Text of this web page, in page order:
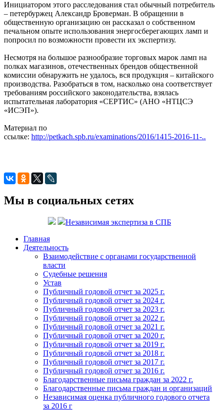
Инициатором этого расследования стал обычный потребитель
– петербуржец Александр Броверман. В обращении в
общественную организацию он рассказал о собственном
печальном опыте использования энергосберегающих ламп и
попросил по возможности провести их экспертизу.
Несмотря на большое разнообразие торговых марок ламп на
полках магазинов, отечественных брендов общественной
комиссии обнаружить не удалось, вся продукция – китайского
производства. Разобраться в том, насколько она соответствует
требованиям российского законодательства, взялась
испытательная лаборатория «СЕРТИС» (АНО «НТЦСЭ
«ИСЭП»).
Материал по
ссылке: http://petkach.spb.ru/examinations/2016/1415-2016-11-..
Мы в социальных сетях
Независимая экспертиза в СПБ
Главная
Деятельность
Взаимодействие с органами государственной
власти
Судебные решения
Устав
Публичный годовой отчет за 2025 г.
Публичный годовой отчет за 2024 г.
Публичный годовой отчет за 2023 г.
Публичный годовой отчет за 2022 г.
Публичный годовой отчет за 2021 г.
Публичный годовой отчет за 2020 г.
Публичный годовой отчет за 2019 г.
Публичный годовой отчет за 2018 г.
Публичный годовой отчет за 2017 г.
Публичный годовой отчет за 2016 г.
Благодарственные письма граждан за 2022 г.
Благодарственные письма граждан и организаций
Независимая оценка публичного годового отчета
за 2016 г